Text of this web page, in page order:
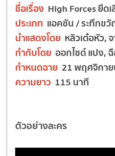
ชื่อเรื่อง High Forces ยึด
ประเภท แอคชัน / ระทึกข
นำแสดงโดย หลิวเต๋อหัว,
กำกับโดย ออกไซด์ แปง,
กำหนดฉาย 21 พฤศจิกา
ความยาว 115 นาที
ตัวอย่างละคร